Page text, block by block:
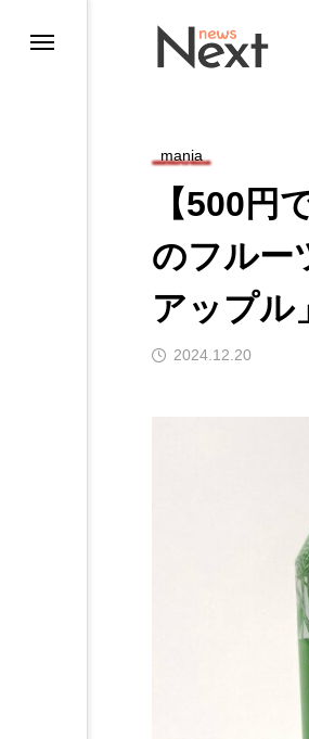
mania
【500円
のフルー
アップル
2024.12.20